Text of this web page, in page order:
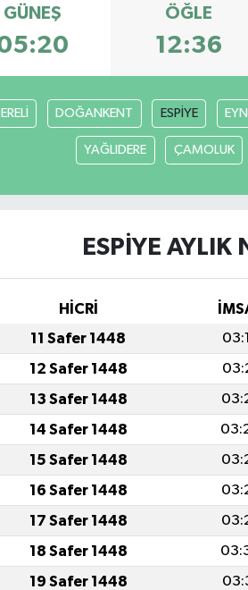
GÜNEŞ ÖĞLE
12:36
DOĞANKENT ESPİYE
YAĞLIDERE ÇAMOLUK
ESPİYE AYLIK
HİCRİ
11 Safer 1448
12 Safer 1448
13 Safer 1448
14 Safer 1448
15 Safer 1448
16 Safer 1448
17 Safer 1448
18 Safer 1448
19 Safer 1448